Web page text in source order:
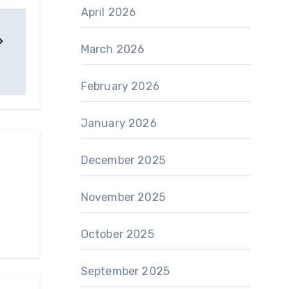
April 2026
March 2026
February 2026
January 2026
December 2025
November 2025
October 2025
September 2025